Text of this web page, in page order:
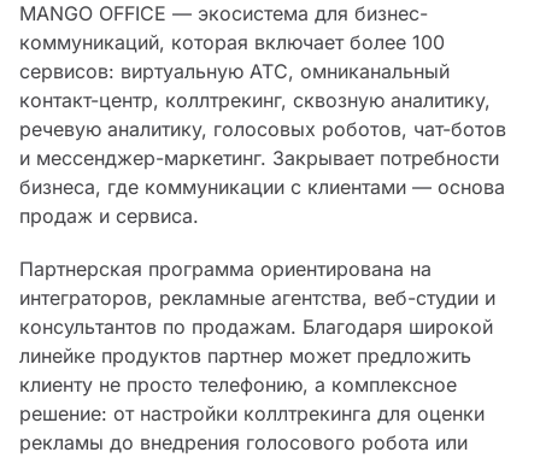
MANGO OFFICE — экосистема для бизнес-
коммуникаций, которая включает более 100
сервисов: виртуальную АТС, омниканальный
контакт-центр, коллтрекинг, сквозную аналитику,
речевую аналитику, голосовых роботов, чат-ботов
и мессенджер-маркетинг. Закрывает потребности
бизнеса, где коммуникации с клиентами — основа
продаж и сервиса.
Партнерская программа ориентирована на
интеграторов, рекламные агентства, веб-студии и
консультантов по продажам. Благодаря широкой
линейке продуктов партнер может предложить
клиенту не просто телефонию, а комплексное
решение: от настройки коллтрекинга для оценки
рекламы до внедрения голосового робота или